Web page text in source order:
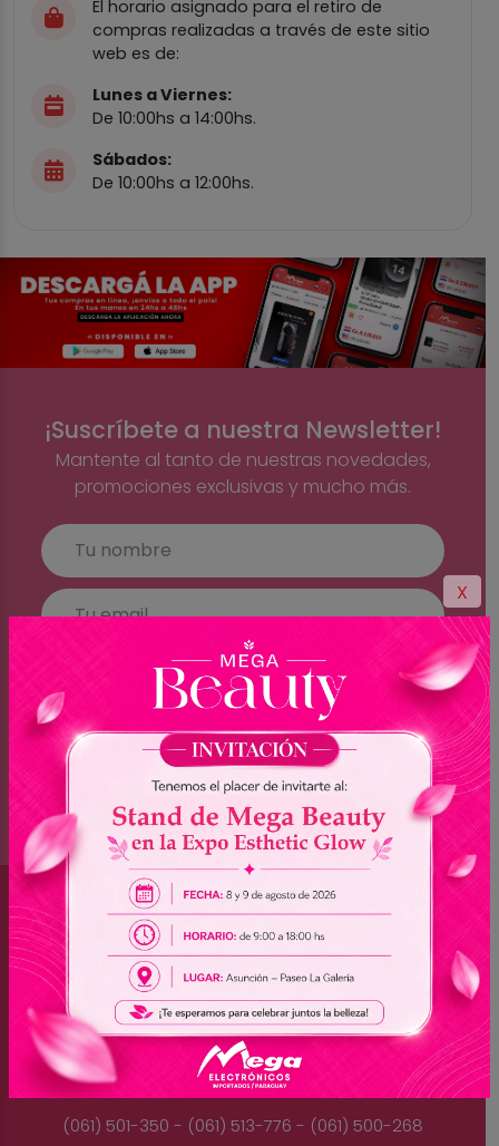
X
El horario asignado para el retiro de
compras realizadas a través de este sitio
web es de:
Lunes a Viernes:
De 10:00hs a 14:00hs.
Sábados:
De 10:00hs a 12:00hs.
¡Suscríbete a nuestra Newsletter!
Mantente al tanto de nuestras novedades,
promociones exclusivas y mucho más.
Brasil
(045) 3528-9053 - (045) 3528-8462
(045) 3025-7072 - (045) 3025-7736
(045) 3025-7713
Paraguay
(061) 501-350 - (061) 513-776 - (061) 500-268